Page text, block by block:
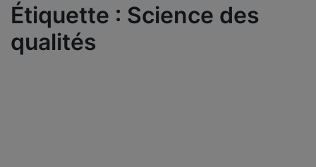
Étiquette : Science des
qualités